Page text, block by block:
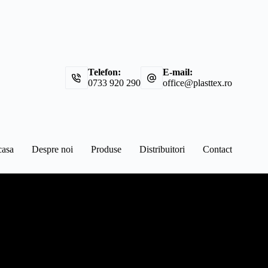
Telefon:
0733 920 290
E-mail:
office@plasttex.ro
Despre noi Produse Distribuitori Contact